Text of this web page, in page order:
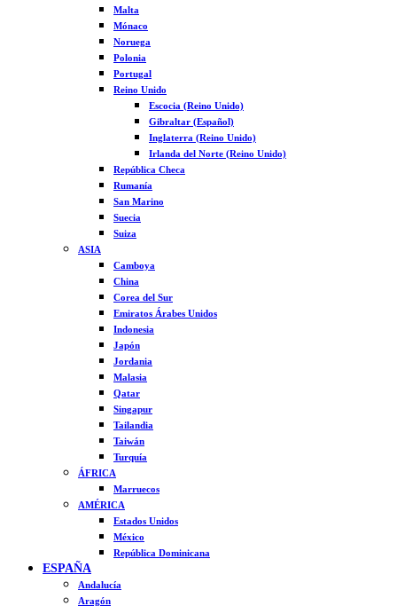
Malta
Mónaco
Noruega
Polonia
Portugal
Reino Unido
Escocia (Reino Unido)
Gibraltar (Español)
Inglaterra (Reino Unido)
Irlanda del Norte (Reino Unido)
República Checa
Rumanía
San Marino
Suecia
Suiza
ASIA
Camboya
China
Corea del Sur
Emiratos Árabes Unidos
Indonesia
Japón
Jordania
Malasia
Qatar
Singapur
Tailandia
Taiwán
Turquía
ÁFRICA
Marruecos
AMÉRICA
Estados Unidos
México
República Dominicana
ESPAÑA
Andalucía
Aragón